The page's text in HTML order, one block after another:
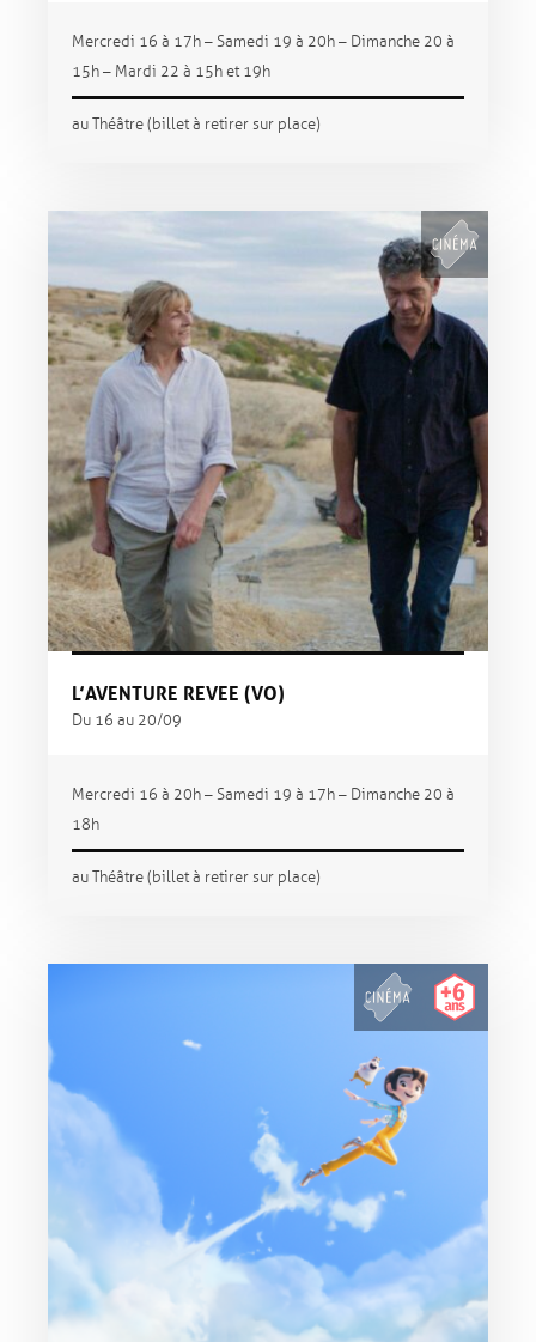
Mercredi 16 à 17h – Samedi 19 à 20h – Dimanche 20 à
15h – Mardi 22 à 15h et 19h
au Théâtre (billet à retirer sur place)
L’AVENTURE REVEE (VO)
Du 16 au 20/09
Mercredi 16 à 20h – Samedi 19 à 17h – Dimanche 20 à
18h
au Théâtre (billet à retirer sur place)